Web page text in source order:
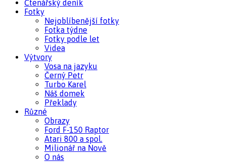
Čtenářský deník
Fotky
Nejoblíbenější fotky
Fotka týdne
Fotky podle let
Videa
Výtvory
Vosa na jazyku
Černý Petr
Turbo Karel
Náš domek
Překlady
Různé
Obrazy
Ford F-150 Raptor
Atari 800 a spol.
Milionář na Nově
O nás